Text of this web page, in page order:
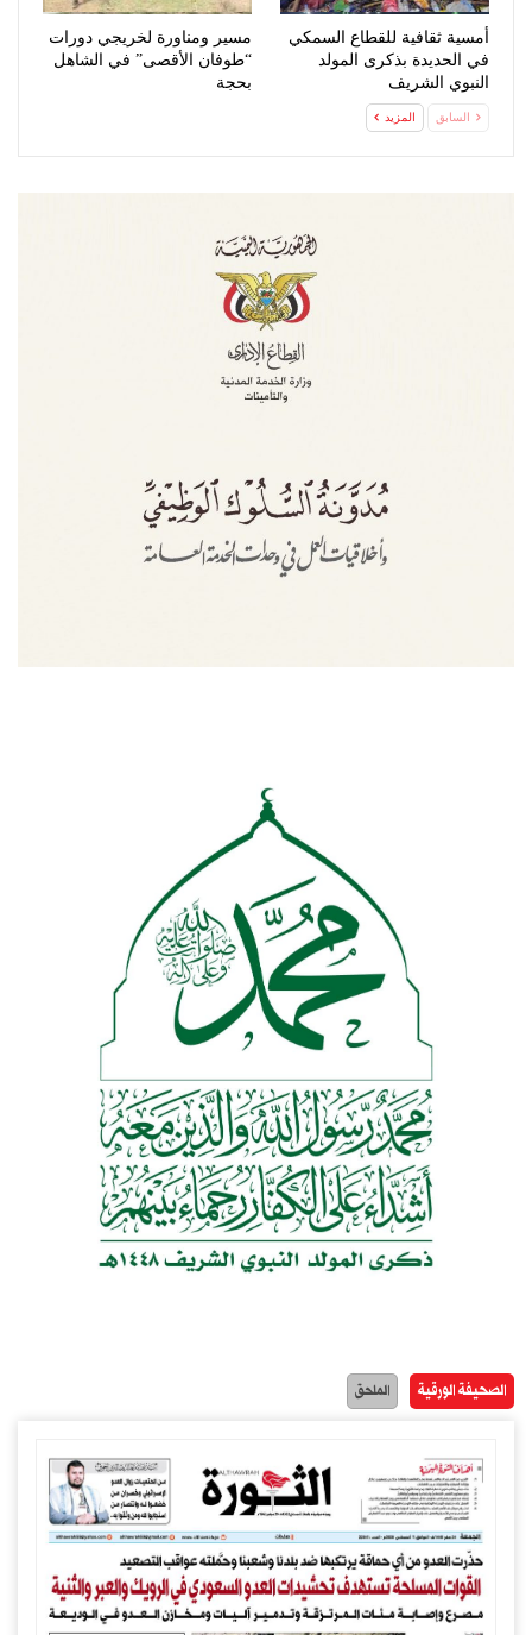
أمسية ثقافية للقطاع السمكي
في الحديدة بذكرى المولد
النبوي الشريف
مسير ومناورة لخريجي دورات
“طوفان الأقصى” في الشاهل
بحجة
السابق المزيد
الصحيفة الورقية الملحق